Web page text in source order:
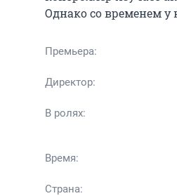
Однако со временем у
Премьера:
Директор:
В ролях:
Время:
Страна: